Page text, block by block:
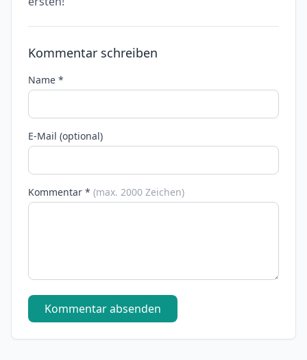
Kommentar schreiben
Name *
E-Mail (optional)
Kommentar * (max. 2000 Zeichen)
Kommentar absenden